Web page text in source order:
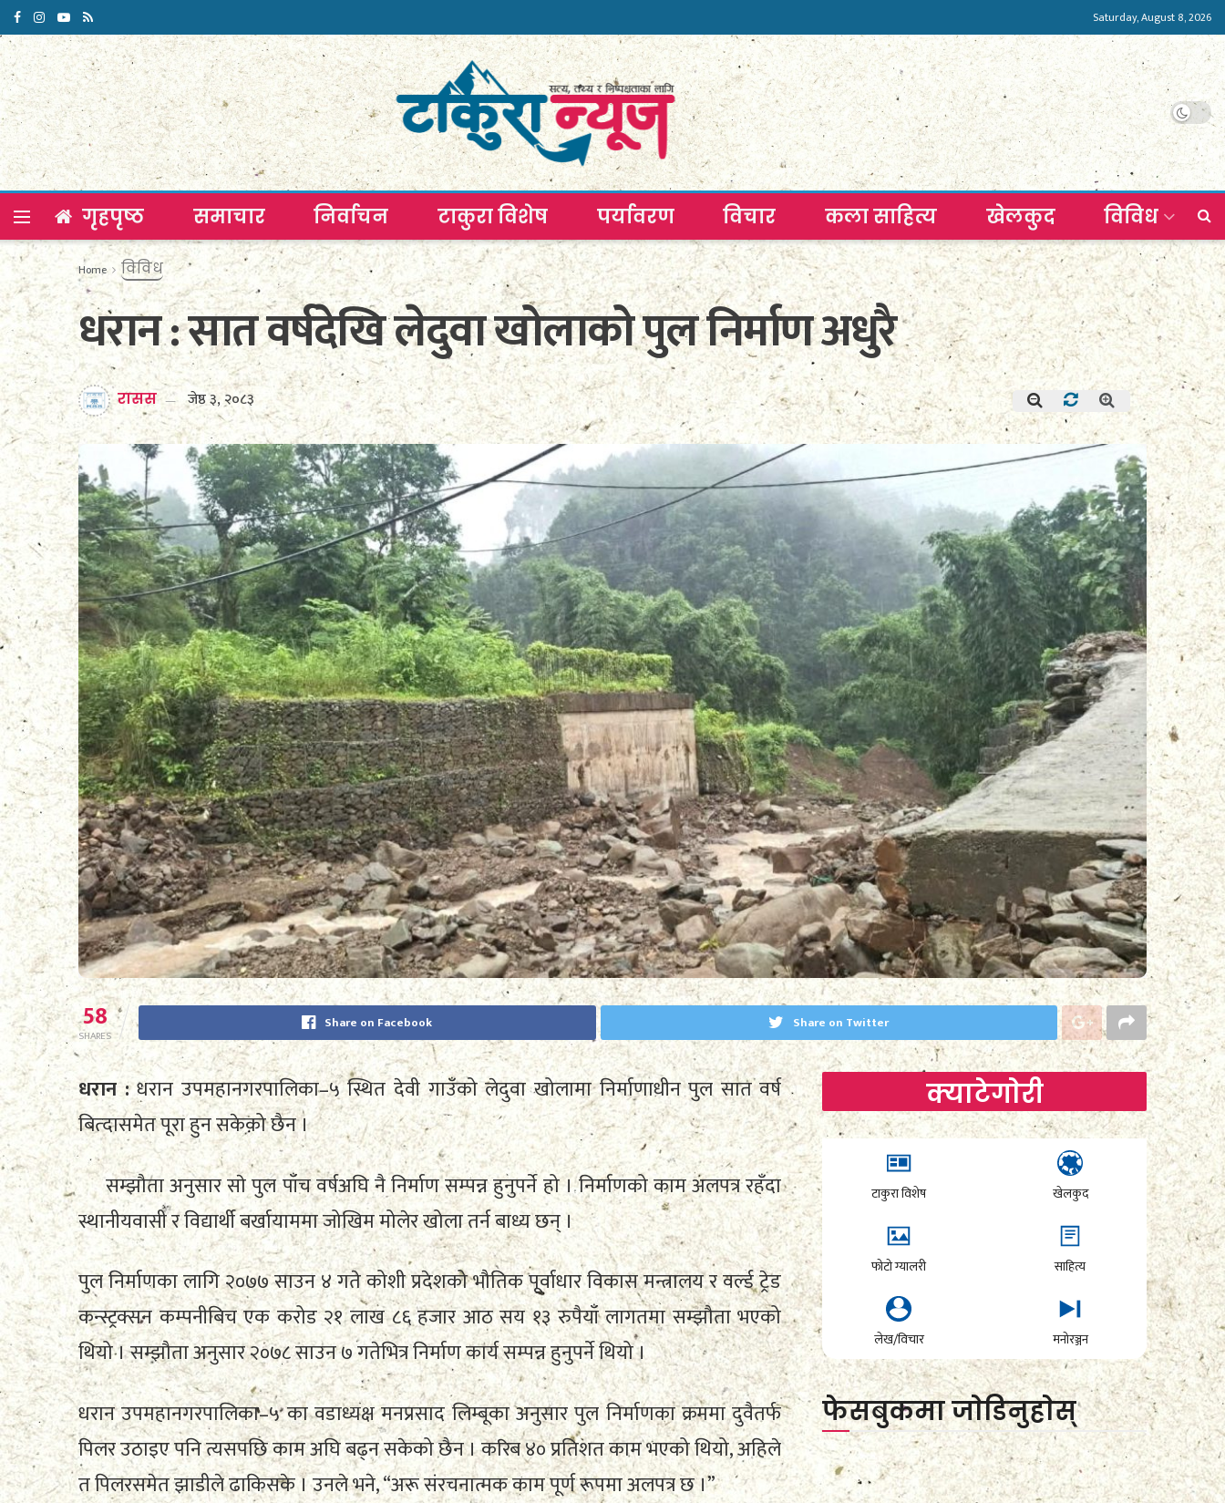
Saturday, August 8, 2026
गृहपृष्ठ समाचार निर्वाचन टाकुरा विशेष पर्यावरण विचार कला साहित्य खेलकुद विविध
Home विविध
धरान : सात वर्षदेखि लेदुवा खोलाको पुल निर्माण अधुरै
रासस जेष्ठ ३, २०८३
58
SHARES
Share on Facebook Share on Twitter
धरान :धरान उपमहानगरपालिका–५ स्थित देवी गाउँको लेदुवा खोलामा निर्माणाधीन पुल सात वर्ष
बित्दासमेत पूरा हुन सकेको छैन ।
सम्झौता अनुसार साे पुल पाँच वर्षअघि नै निर्माण सम्पन्न हुनुपर्ने हो । निर्माणको काम अलपत्र रहँदा
स्थानीयवासी र विद्यार्थी बर्खायाममा जोखिम मोलेर खोला तर्न बाध्य छन् ।
पुल निर्माणका लागि २०७७ साउन ४ गते कोशी प्रदेशको भौतिक पूर्वाधार विकास मन्त्रालय र वर्ल्ड ट्रेड
कन्स्ट्रक्सन कम्पनीबिच एक करोड २१ लाख ८६ हजार आठ सय १३ रुपैयाँ लागतमा सम्झौता भएको
थियो । सम्झौता अनुसार २०७८ साउन ७ गतेभित्र निर्माण कार्य सम्पन्न हुनुपर्ने थियो ।
धरान उपमहानगरपालिका–५ का वडाध्यक्ष मनप्रसाद लिम्बूका अनुसार पुल निर्माणका क्रममा दुवैतर्फ
पिलर उठाइए पनि त्यसपछि काम अघि बढ्न सकेको छैन । करिब ४० प्रतिशत काम भएको थियो, अहिले
त पिलरसमेत झाडीले ढाकिसके । उनले भने, “अरू संरचनात्मक काम पूर्ण रूपमा अलपत्र छ ।”
क्याटेगाेरी
टाकुरा विशेष खेलकुद
फोटो ग्यालरी साहित्य
लेख/विचार मनोरञ्जन
फेसबुकमा जाेडिनुहाेस्